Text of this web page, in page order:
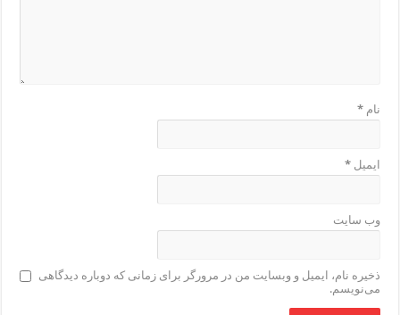
نام*
ایمیل*
وب‌ سایت
ذخیره نام، ایمیل و وبسایت من در مرورگر برای زمانی که دوباره دیدگاهی
می‌نویسم.